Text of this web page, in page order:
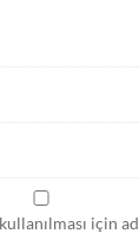
için